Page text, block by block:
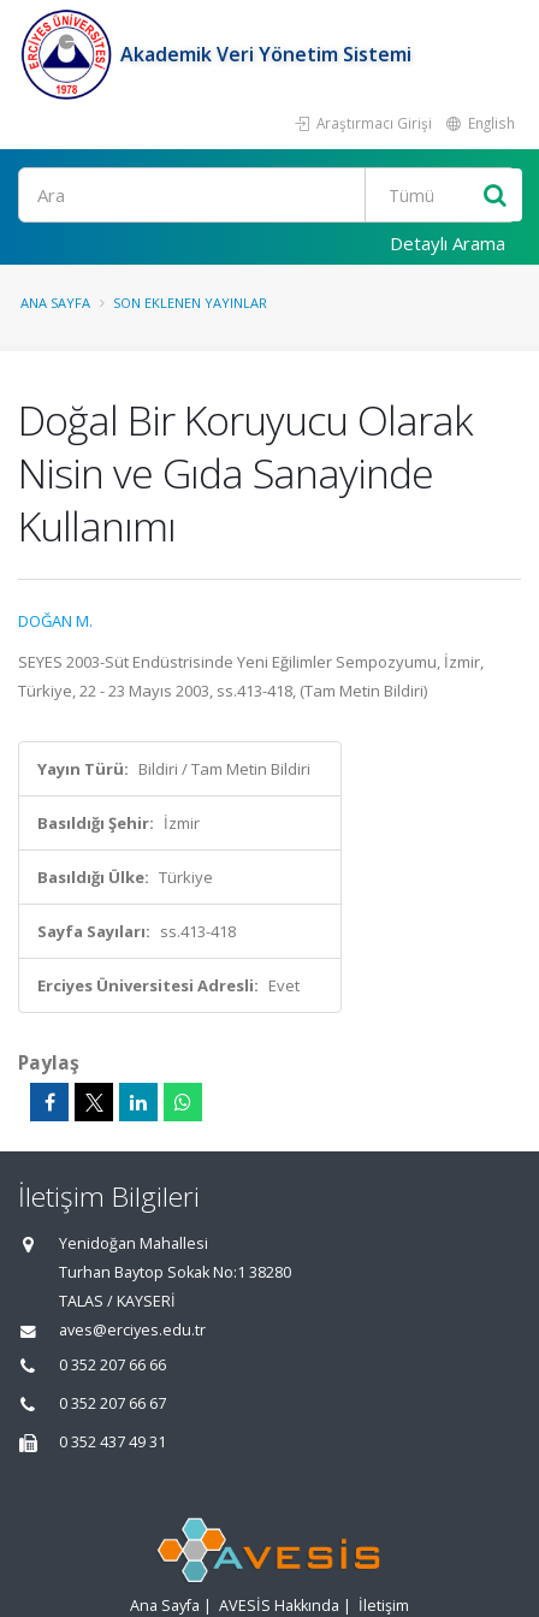
Akademik Veri Yönetim Sistemi
Araştırmacı Girişi English
Ara
Detaylı Arama
ANA SAYFA SON EKLENEN YAYINLAR
Doğal Bir Koruyucu Olarak
Nisin ve Gıda Sanayinde
Kullanımı
DOĞAN M.
SEYES 2003-Süt Endüstrisinde Yeni Eğilimler Sempozyumu, İzmir,
Türkiye, 22 - 23 Mayıs 2003, ss.413-418, (Tam Metin Bildiri)
Yayın Türü: Bildiri / Tam Metin Bildiri
Basıldığı Şehir: İzmir
Basıldığı Ülke: Türkiye
Sayfa Sayıları: ss.413-418
Erciyes Üniversitesi Adresli: Evet
Paylaş
İletişim Bilgileri
Yenidoğan Mahallesi
Turhan Baytop Sokak No:1 38280
TALAS / KAYSERİ
aves@erciyes.edu.tr
0 352 207 66 66
0 352 207 66 67
0 352 437 49 31
Ana Sayfa | AVESİS Hakkında | İletişim